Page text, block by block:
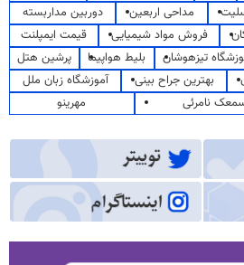
مداحی اربعین
دوربین مداربسته
فروش مواد شیمیایی
قیمت ایمپلنت
تیزهوشان بلیط هواپیما
پرشین هتل
بهترین جراح بینی
آموزشگاه زبان ملل
نامرئی
مهرینو